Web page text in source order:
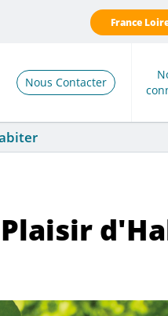
France
Nous Contacter